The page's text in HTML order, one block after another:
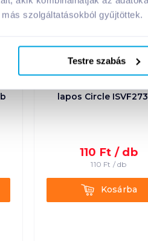
szolgáltatásokból gyűjtöttek.
Testre szabás
lapos Circle
110 Ft / db
110 Ft /db
KosárbaKosárba